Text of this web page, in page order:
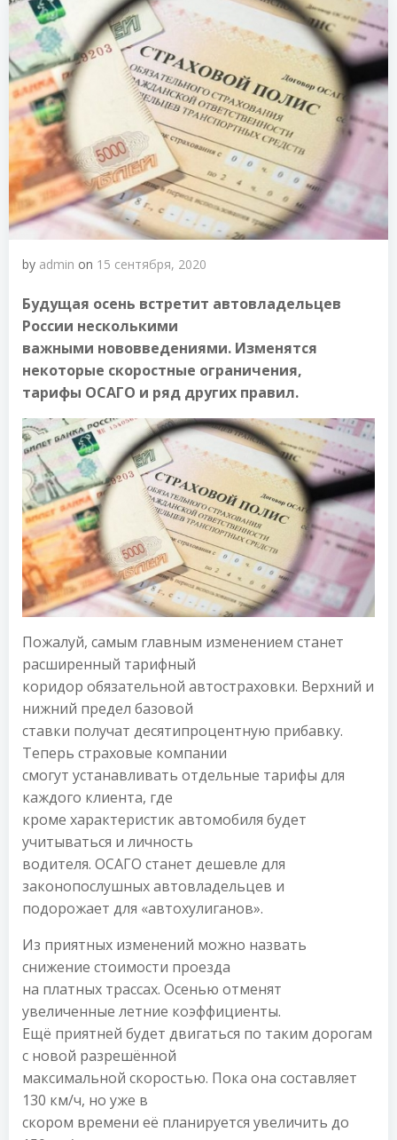
by admin on 15 сентября, 2020
Будущая осень встретит автовладельцев
России несколькими
важными нововведениями. Изменятся
некоторые скоростные ограничения,
тарифы ОСАГО и ряд других правил.
Пожалуй, самым главным изменением станет
расширенный тарифный
коридор обязательной автостраховки. Верхний и
нижний предел базовой
ставки получат десятипроцентную прибавку.
Теперь страховые компании
смогут устанавливать отдельные тарифы для
каждого клиента, где
кроме характеристик автомобиля будет
учитываться и личность
водителя. ОСАГО станет дешевле для
законопослушных автовладельцев и
подорожает для «автохулиганов».
Из приятных изменений можно назвать
снижение стоимости проезда
на платных трассах. Осенью отменят
увеличенные летние коэффициенты.
Ещё приятней будет двигаться по таким дорогам
с новой разрешённой
максимальной скоростью. Пока она составляет
130 км/ч, но уже в
скором времени её планируется увеличить до